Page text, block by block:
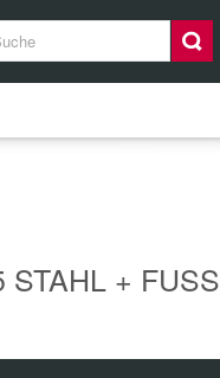
STAHL + FUSS